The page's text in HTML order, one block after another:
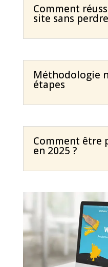
Comment
site sans
Méthodologie
étapes
Comment être
en 2025 ?